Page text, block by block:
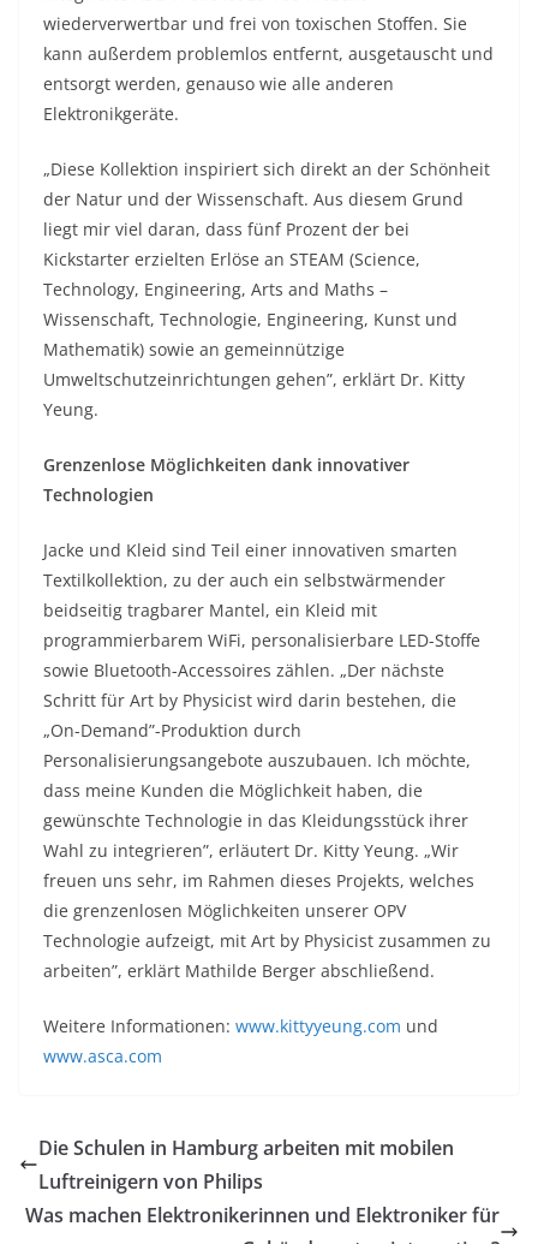
wiederverwertbar und frei von toxischen Stoffen. Sie
kann außerdem problemlos entfernt, ausgetauscht und
entsorgt werden, genauso wie alle anderen
Elektronikgeräte.
„Diese Kollektion inspiriert sich direkt an der Schönheit
der Natur und der Wissenschaft. Aus diesem Grund
liegt mir viel daran, dass fünf Prozent der bei
Kickstarter erzielten Erlöse an STEAM (Science,
Technology, Engineering, Arts and Maths –
Wissenschaft, Technologie, Engineering, Kunst und
Mathematik) sowie an gemeinnützige
Umweltschutzeinrichtungen gehen”, erklärt Dr. Kitty
Yeung.
Grenzenlose Möglichkeiten dank innovativer
Technologien
Jacke und Kleid sind Teil einer innovativen smarten
Textilkollektion, zu der auch ein selbstwärmender
beidseitig tragbarer Mantel, ein Kleid mit
programmierbarem WiFi, personalisierbare LED-Stoffe
sowie Bluetooth-Accessoires zählen. „Der nächste
Schritt für Art by Physicist wird darin bestehen, die
„On-Demand”-Produktion durch
Personalisierungsangebote auszubauen. Ich möchte,
dass meine Kunden die Möglichkeit haben, die
gewünschte Technologie in das Kleidungsstück ihrer
Wahl zu integrieren”, erläutert Dr. Kitty Yeung. „Wir
freuen uns sehr, im Rahmen dieses Projekts, welches
die grenzenlosen Möglichkeiten unserer OPV
Technologie aufzeigt, mit Art by Physicist zusammen zu
arbeiten”, erklärt Mathilde Berger abschließend.
Weitere Informationen: www.kittyyeung.com und
www.asca.com
Die Schulen in Hamburg arbeiten mit mobilen
Luftreinigern von Philips
Was machen Elektronikerinnen und Elektroniker für